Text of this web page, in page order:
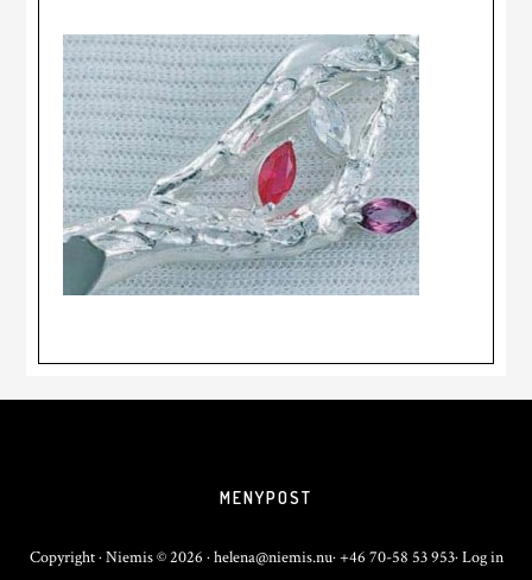
MENYPOST
Copyright · Niemis © 2026 · helena@niemis.nu· +46 70-58 53 953·Log in